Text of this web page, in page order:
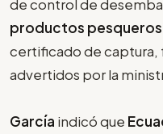
de control de
productos pesqueros
certificado de captura,
advertidos por la
García indicó que